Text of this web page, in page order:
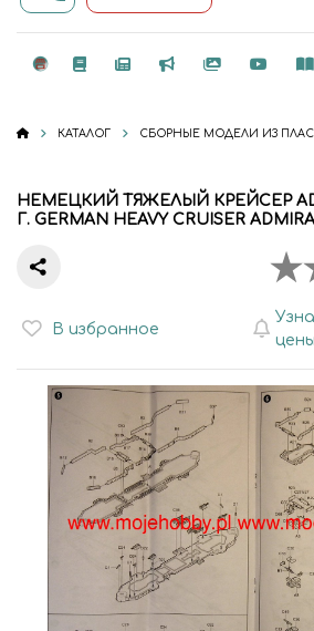
КАТАЛОГ СБОРНЫЕ МОДЕЛИ ИЗ
НЕМЕЦКИЙ ТЯЖЕЛЫЙ КРЕЙСЕР
Г. GERMAN HEAVY CRUISER
В избранное
цены